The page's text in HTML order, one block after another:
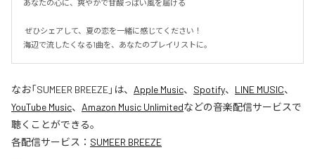
あなたの心に、爽やかで甘酸っぱい風を届ける
海辺で流したくなる1曲を、あなたのプレイリストに。
なお「SUMEER BREEZE」は、 Apple Music、 Spotify、 LINE MUSIC、
YouTube Music、 Amazon Music Unlimitedなどの音楽配信サービスで
聴くことができる。
各配信サービス： SUMEER BREEZE